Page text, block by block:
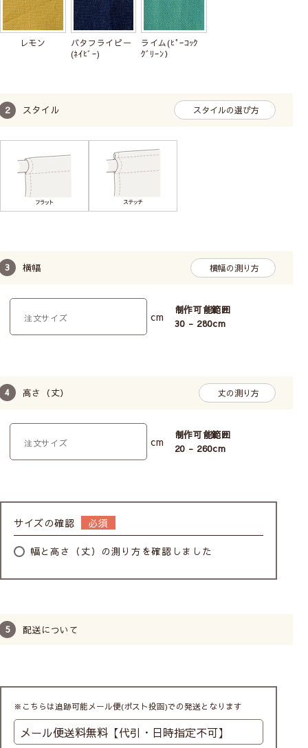
天然素材ならではのナチュラルな素材感、風合い、味わいが
魅力的です。
またコットン100％カーテンは丈夫で通気性に優れていま
カーテンが汚れにくいです。
赤ちゃんにも安心の品質
シックハウス症候群の原因とされるホルムアルデヒドを使用
しない、ノーホルマリン加工をしています。
お選びいただける縫製タイプ
フラットタイプ
すっきりと見せたい
ステッチタイプ
ゴージャスに見せたい
レモン
バタフライピー
(ﾈｲﾋﾞｰ)
ライム(ﾋﾟｰｺｯｸ
ｸﾞﾘｰﾝ）
スタイル スタイルの選び方
横幅 横幅の測り方
cm
制作可能範囲
30 - 280cm
高さ（丈） 丈の測り方
cm
制作可能範囲
20 - 260cm
サイズの確認
幅と高さ（丈）の測り方を確認しました
配送について
※こちらは追跡可能メール便(ポスト投函)での発送となります